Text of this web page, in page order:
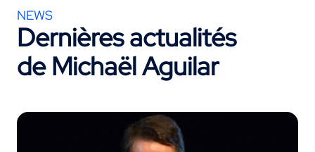
NEWS
Dernières actualités
de Michaël Aguilar